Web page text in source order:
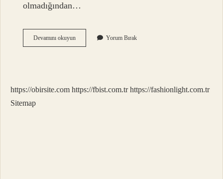
olmadığından…
Devamını okuyunİDdet
Müddeti
Yorum Bırak
https://obirsite.com https://fbist.com.tr https://fashionlight.com.tr
Sitemap